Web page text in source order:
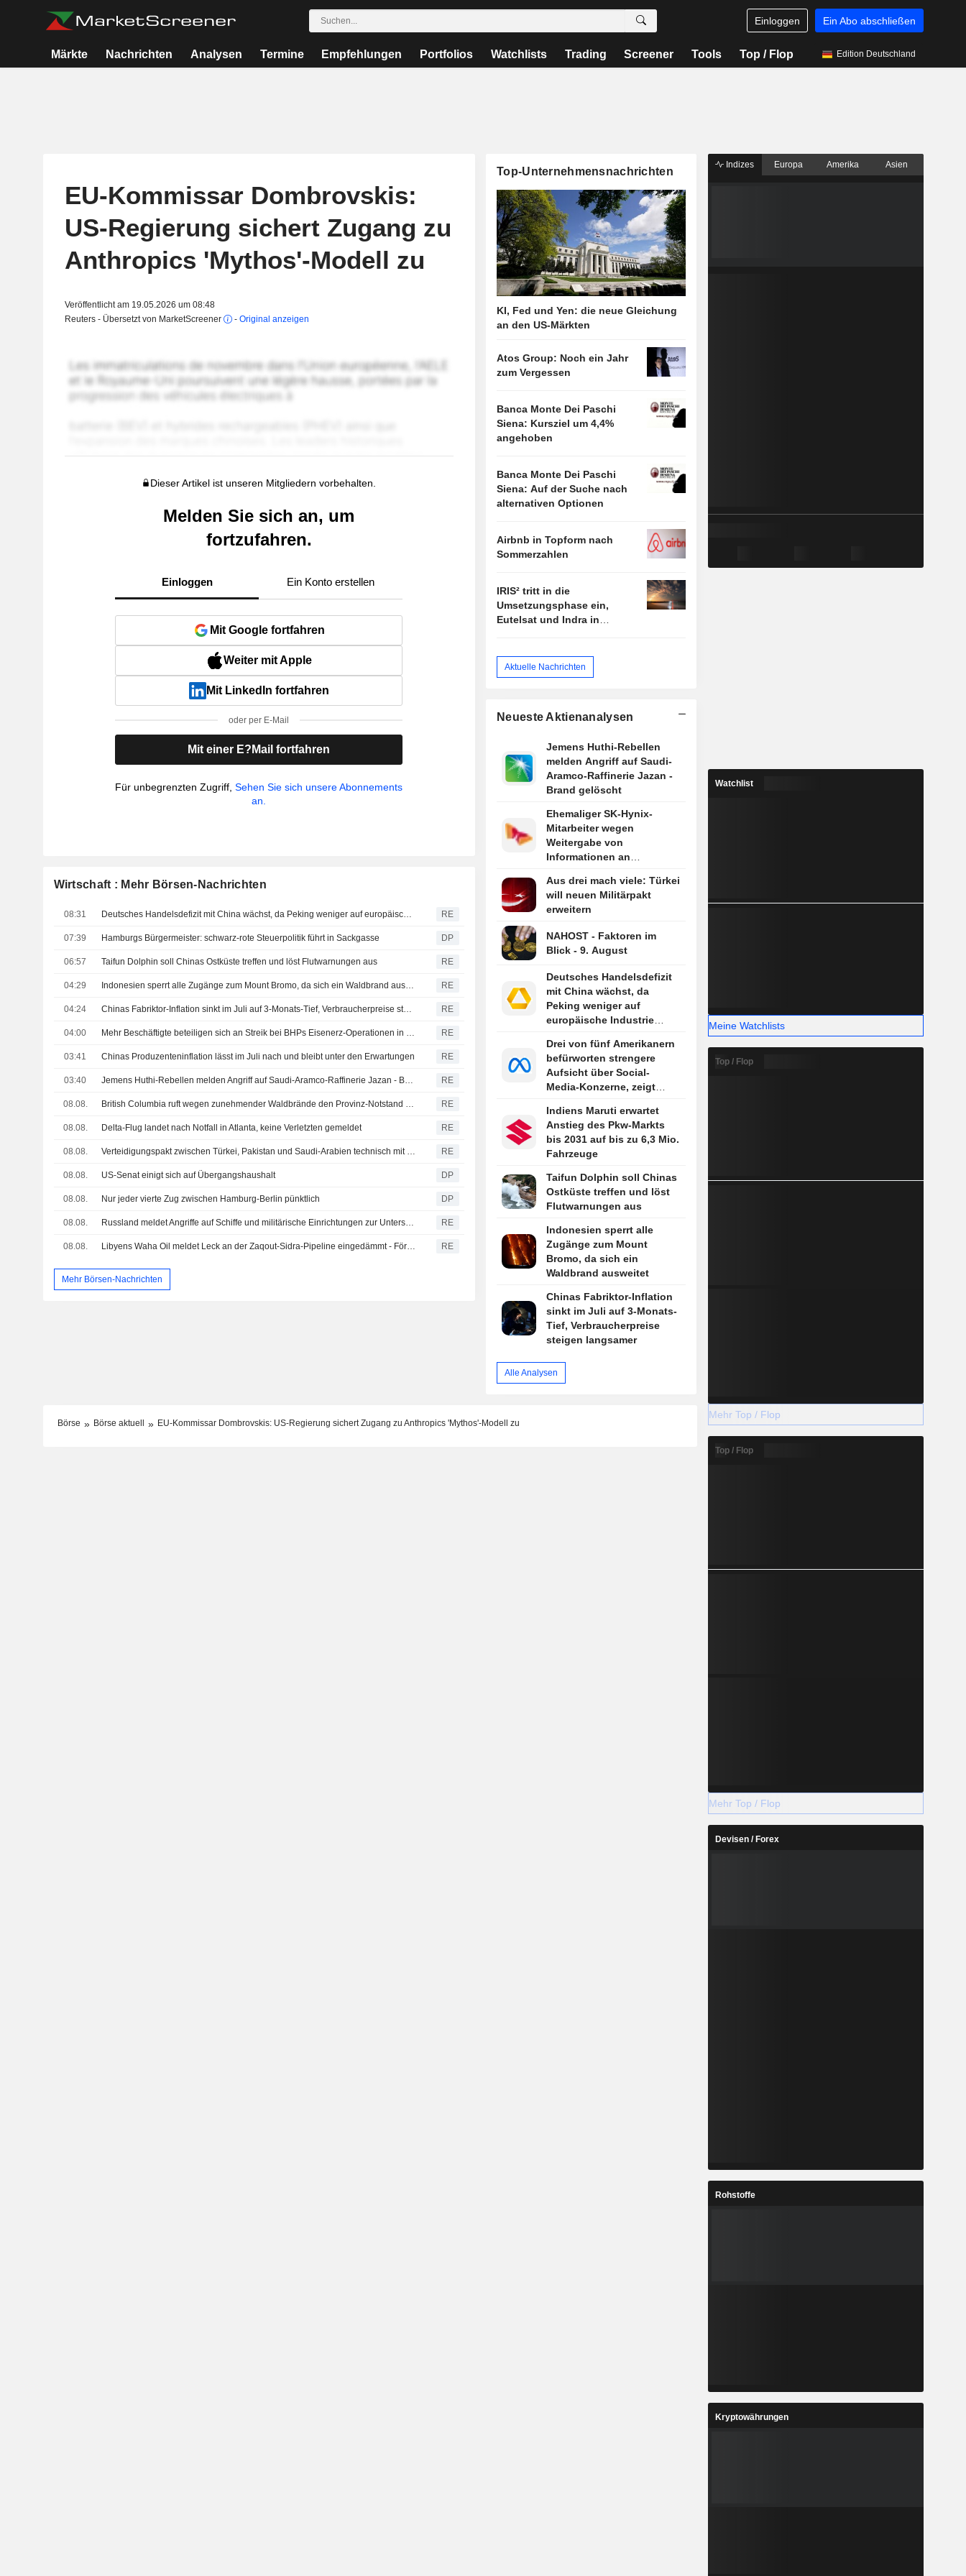
Einloggen Ein Abo abschließen
Märkte Nachrichten Analysen Termine Empfehlungen Portfolios Watchlists Trading Screener Tools Top / Flop Edition Deutschland
EU-Kommissar Dombrovskis:
US-Regierung sichert Zugang zu
Anthropics 'Mythos'-Modell zu
Veröffentlicht am 19.05.2026 um 08:48
Reuters - Übersetzt von MarketScreener
- Original anzeigen
Dieser Artikel ist unseren Mitgliedern vorbehalten.
Melden Sie sich an, um
fortzufahren.
Einloggen Ein Konto erstellen
Mit Google fortfahren
Weiter mit Apple
Mit LinkedIn fortfahren
oder per E-Mail
Mit einer E?Mail fortfahren
Für unbegrenzten Zugriff,Sehen Sie sich unsere Abonnements
an.
Wirtschaft : Mehr Börsen-Nachrichten
08:31 Deutsches Handelsdefizit mit China wächst, da Peking weniger auf europäische Industrie angewiesen ist RE
07:39 Hamburgs Bürgermeister: schwarz-rote Steuerpolitik führt in Sackgasse DP
06:57 Taifun Dolphin soll Chinas Ostküste treffen und löst Flutwarnungen aus RE
04:29 Indonesien sperrt alle Zugänge zum Mount Bromo, da sich ein Waldbrand ausweitet RE
04:24 Chinas Fabriktor-Inflation sinkt im Juli auf 3-Monats-Tief, Verbraucherpreise steigen langsamer RE
04:00 Mehr Beschäftigte beteiligen sich an Streik bei BHPs Eisenerz-Operationen in Port Hedland RE
03:41 Chinas Produzenteninflation lässt im Juli nach und bleibt unter den Erwartungen RE
03:40 Jemens Huthi-Rebellen melden Angriff auf Saudi-Aramco-Raffinerie Jazan - Brand gelöscht RE
08.08. British Columbia ruft wegen zunehmender Waldbrände den Provinz-Notstand aus RE
08.08. Delta-Flug landet nach Notfall in Atlanta, keine Verletzten gemeldet RE
08.08. Verteidigungspakt zwischen Türkei, Pakistan und Saudi-Arabien technisch mit NATOs Artikel 5 identisch, sagt türkischer Minister RE
08.08. US-Senat einigt sich auf Übergangshaushalt DP
08.08. Nur jeder vierte Zug zwischen Hamburg-Berlin pünktlich DP
08.08. Russland meldet Angriffe auf Schiffe und militärische Einrichtungen zur Unterstützung der Ukraine in Odesa und Mykolaiv RE
08.08. Libyens Waha Oil meldet Leck an der Zaqout-Sidra-Pipeline eingedämmt - Förderung nach Reparaturen wieder aufgenommen RE
Mehr Börsen-Nachrichten
Top-Unternehmensnachrichten
KI, Fed und Yen: die neue Gleichung
an den US-Märkten
Atos Group: Noch ein Jahr
zum Vergessen
Banca Monte Dei Paschi
Siena: Kursziel um 4,4%
angehoben
Banca Monte Dei Paschi
Siena: Auf der Suche nach
alternativen Optionen
Airbnb in Topform nach
Sommerzahlen
IRIS² tritt in die
Umsetzungsphase ein,
Eutelsat und Indra in
Aktuelle Nachrichten
Neueste Aktienanalysen
Jemens Huthi-Rebellen
melden Angriff auf Saudi-
Aramco-Raffinerie Jazan -
Brand gelöscht
Ehemaliger SK-Hynix-
Mitarbeiter wegen
Weitergabe von
Informationen an
zu Haftstrafe verurteilt,
berichtet Yonhap
Aus drei mach viele: Türkei
will neuen Militärpakt
erweitern
NAHOST - Faktoren im
Blick - 9. August
Deutsches Handelsdefizit
mit China wächst, da
Peking weniger auf
europäische Industrie
Drei von fünf Amerikanern
befürworten strengere
Aufsicht über Social-
Media-Konzerne, zeigt
Indiens Maruti erwartet
Anstieg des Pkw-Markts
bis 2031 auf bis zu 6,3 Mio.
Fahrzeuge
Taifun Dolphin soll Chinas
Ostküste treffen und löst
Flutwarnungen aus
Indonesien sperrt alle
Zugänge zum Mount
Bromo, da sich ein
Waldbrand ausweitet
Chinas Fabriktor-Inflation
sinkt im Juli auf 3-Monats-
Tief, Verbraucherpreise
steigen langsamer
Alle Analysen
Börse Börse aktuell EU-Kommissar Dombrovskis: US-Regierung sichert Zugang zu Anthropics 'Mythos'-Modell zu
Indizes Europa Amerika Asien
Watchlist
Meine Watchlists
Top / Flop
Mehr Top / Flop
Top / Flop
Mehr Top / Flop
Devisen / Forex
Rohstoffe
Kryptowährungen